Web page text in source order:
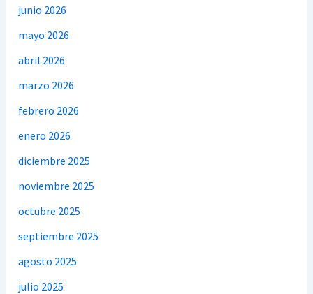
junio 2026
mayo 2026
abril 2026
marzo 2026
febrero 2026
enero 2026
diciembre 2025
noviembre 2025
octubre 2025
septiembre 2025
agosto 2025
julio 2025